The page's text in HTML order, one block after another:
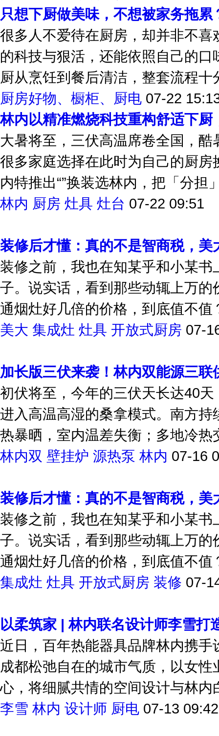
只想下厨做美味，不想被家务拖累
很多人不爱待在厨房，却并非不
的科技与狠活，还能依照自己的
厨从烹饪到餐后清洁，整套流程
厨房好物、橱柜、厨电 07-22
林内以精准燃烧科技重构舒适下厨
大暑将至，三伏高温席卷全国，
很多家庭选择在此时为自己的厨
内特推出“”换装选林内，把「分担
林内 厨房 灶具 灶台 07-22 09:51
装修后才懂：真的不是智商税，美
装修之前，我也在知某乎和小某书
子。说实话，看到那些动辄上万
通烟灶好几倍的价格，到底值不值
美大 集成灶 灶具 开放式厨房 07-
加长版三伏来袭！林内双能源三
初伏将至，今年的三伏天长达40
进入高温高湿的桑拿模式。南方
热暴晒，室内温差失衡；多地冷热
林内双 壁挂炉 源热泵 林内 07-16
装修后才懂：真的不是智商税，美
装修之前，我也在知某乎和小某书
子。说实话，看到那些动辄上万
通烟灶好几倍的价格，到底值不值
集成灶 灶具 开放式厨房 装修 07-
以柔筑家 | 林内联名设计师李雪打
近日，百年热能器具品牌林内携
成都松弛自在的城市气质，以女
心，将细腻共情的空间设计与林
李雪 林内 设计师 厨电 07-13 09:42